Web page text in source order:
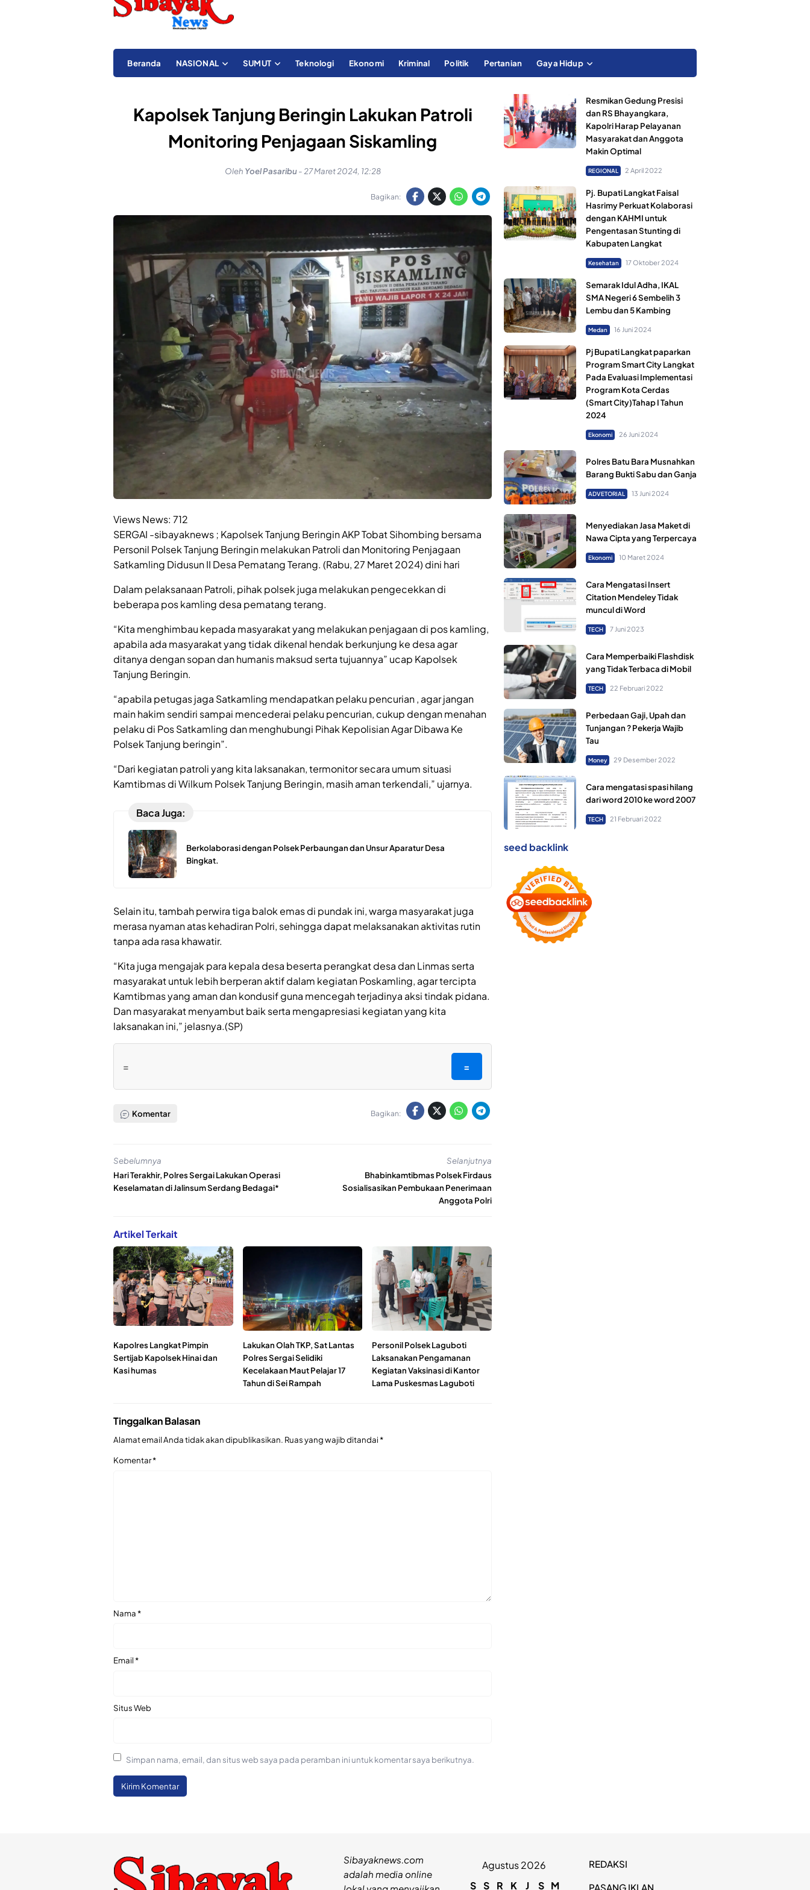
Beranda NASIONAL SUMUT Teknologi Ekonomi Kriminal Politik Pertanian Gaya Hidup
Kapolsek Tanjung Beringin Lakukan Patroli
Monitoring Penjagaan Siskamling
Oleh Yoel Pasaribu - 27 Maret 2024, 12:28
Bagikan:
Views News: 712
SERGAI -sibayaknews ; Kapolsek Tanjung Beringin AKP Tobat Sihombing bersama
Personil Polsek Tanjung Beringin melakukan Patroli dan Monitoring Penjagaan
Satkamling Didusun II Desa Pematang Terang. (Rabu, 27 Maret 2024) dini hari
Dalam pelaksanaan Patroli, pihak polsek juga melakukan pengecekkan di
beberapa pos kamling desa pematang terang.
“Kita menghimbau kepada masyarakat yang melakukan penjagaan di pos kamling,
apabila ada masyarakat yang tidak dikenal hendak berkunjung ke desa agar
ditanya dengan sopan dan humanis maksud serta tujuannya” ucap Kapolsek
Tanjung Beringin.
“apabila petugas jaga Satkamling mendapatkan pelaku pencurian , agar jangan
main hakim sendiri sampai mencederai pelaku pencurian, cukup dengan menahan
pelaku di Pos Satkamling dan menghubungi Pihak Kepolisian Agar Dibawa Ke
Polsek Tanjung beringin”.
“Dari kegiatan patroli yang kita laksanakan, termonitor secara umum situasi
Kamtibmas di Wilkum Polsek Tanjung Beringin, masih aman terkendali,” ujarnya.
Baca Juga:
Berkolaborasi dengan Polsek Perbaungan dan Unsur Aparatur Desa
Bingkat.
Selain itu, tambah perwira tiga balok emas di pundak ini, warga masyarakat juga
merasa nyaman atas kehadiran Polri, sehingga dapat melaksanakan aktivitas rutin
tanpa ada rasa khawatir.
“Kita juga mengajak para kepala desa beserta perangkat desa dan Linmas serta
masyarakat untuk lebih berperan aktif dalam kegiatan Poskamling, agar tercipta
Kamtibmas yang aman dan kondusif guna mencegah terjadinya aksi tindak pidana.
Dan masyarakat menyambut baik serta mengapresiasi kegiatan yang kita
laksanakan ini,” jelasnya.(SP)
= =
Komentar Bagikan:
Sebelumnya
Hari Terakhir, Polres Sergai Lakukan Operasi
Keselamatan di Jalinsum Serdang Bedagai*
Selanjutnya
Bhabinkamtibmas Polsek Firdaus
Sosialisasikan Pembukaan Penerimaan
Anggota Polri
Artikel Terkait
Kapolres Langkat Pimpin
Sertijab Kapolsek Hinai dan
Kasi humas
Lakukan Olah TKP, Sat Lantas
Polres Sergai Selidiki
Kecelakaan Maut Pelajar 17
Tahun di Sei Rampah
Personil Polsek Laguboti
Laksanakan Pengamanan
Kegiatan Vaksinasi di Kantor
Lama Puskesmas Laguboti
Tinggalkan Balasan
Alamat email Anda tidak akan dipublikasikan. Ruas yang wajib ditandai*
Komentar*
Nama*
Email*
Situs Web
Simpan nama, email, dan situs web saya pada peramban ini untuk komentar saya berikutnya.
Resmikan Gedung Presisi
dan RS Bhayangkara,
Kapolri Harap Pelayanan
Masyarakat dan Anggota
Makin Optimal
REGIONAL 2 April 2022
Pj. Bupati Langkat Faisal
Hasrimy Perkuat Kolaborasi
dengan KAHMI untuk
Pengentasan Stunting di
Kabupaten Langkat
Kesehatan 17 Oktober 2024
Semarak Idul Adha, IKAL
SMA Negeri 6 Sembelih 3
Lembu dan 5 Kambing
Medan 16 Juni 2024
Pj Bupati Langkat paparkan
Program Smart City Langkat
Pada Evaluasi Implementasi
Program Kota Cerdas
(Smart City)Tahap I Tahun
2024
Ekonomi 26 Juni 2024
Polres Batu Bara Musnahkan
Barang Bukti Sabu dan Ganja
ADVETORIAL 13 Juni 2024
Menyediakan Jasa Maket di
Nawa Cipta yang Terpercaya
Ekonomi 10 Maret 2024
Cara Mengatasi Insert
Citation Mendeley Tidak
muncul di Word
TECH 7 Juni 2023
Cara Memperbaiki Flashdisk
yang Tidak Terbaca di Mobil
TECH 22 Februari 2022
Perbedaan Gaji, Upah dan
Tunjangan ? Pekerja Wajib
Tau
Money 29 Desember 2022
Cara mengatasi spasi hilang
dari word 2010 ke word 2007
TECH 21 Februari 2022
seed backlink
Sibayaknews.com
adalah media online
Agustus 2026
S S R K J S M
REDAKSI
PASANG IKLAN